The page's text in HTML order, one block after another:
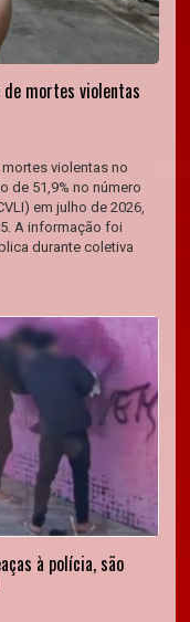
mortes violentas
violentas no
de 51,9% no número
em julho de 2026,
A informação foi
durante coletiva
à polícia, são